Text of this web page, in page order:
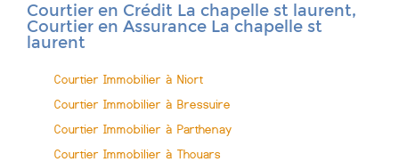
Courtier en Crédit La chapelle st laurent,
Courtier en Assurance La chapelle st
laurent
Courtier Immobilier à Niort
Courtier Immobilier à Bressuire
Courtier Immobilier à Parthenay
Courtier Immobilier à Thouars